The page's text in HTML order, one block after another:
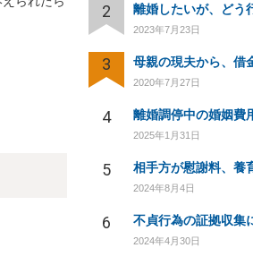
2 離婚したいが、どう
2023年7月23日
3 母親の現夫から、借
2020年7月27日
4
2025年1月31日
5
2024年8月4日
6 不貞行為の証拠収集
2024年4月30日